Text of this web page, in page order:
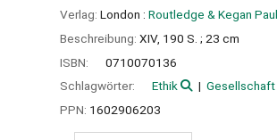
Verlag: London : Routledge & Kegan Paul,
Beschreibung: XIV, 190 S. ; 23 cm
ISBN:
0710070136
Schlagwörter:
Ethik Gesellschaft
PPN: 1602906203